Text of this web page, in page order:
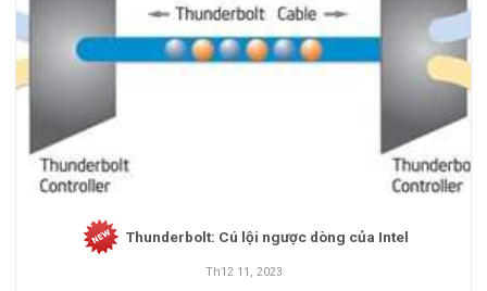
Thunderbolt: Cú lội ngược dòng của Intel
Th12 11, 2023